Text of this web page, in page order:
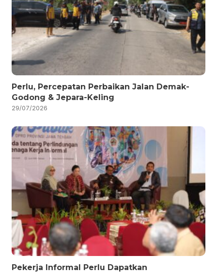
Perlu, Percepatan Perbaikan Jalan Demak-
Godong & Jepara-Keling
29/07/2026
Pekerja Informal Perlu Dapatkan